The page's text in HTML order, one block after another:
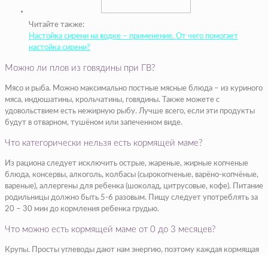
Читайте также:
Настойка сирени на водке – применение. От чего помогает
настойка сирени?
Можно ли плов из говядины при ГВ?
Мясо и рыба. Можно максимально постные мясные блюда – из куриного
мяса, индюшатины, крольчатины, говядины. Также можете с
удовольствием есть нежирную рыбу. Лучше всего, если эти продукты
будут в отварном, тушёном или запеченном виде.
Что категорически нельзя есть кормящей маме?
Из рациона следует исключить острые, жареные, жирные копченые
блюда, консервы, алкоголь, колбасы (сырокопченые, варёно-копчёные,
вареные), аллергены для ребенка (шоколад, цитрусовые, кофе). Питание
родильницы должно быть 5-6 разовым. Пищу следует употреблять за
20 – 30 мин до кормления ребенка грудью.
Что можно есть кормящей маме от 0 до 3 месяцев?
Крупы. Просты углеводы дают нам энергию, поэтому каждая кормящая